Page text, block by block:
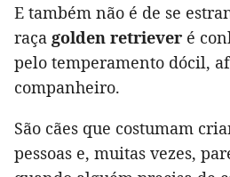
E também não é de se
raça golden retriever é
pelo temperamento dócil,
companheiro.
São cães que costumam
pessoas e, muitas vezes,